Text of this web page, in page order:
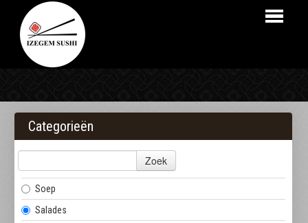
BESTELLEN
MENU
LOGIN
CONTACT
Categorieën
Zoek
Soep
Salades